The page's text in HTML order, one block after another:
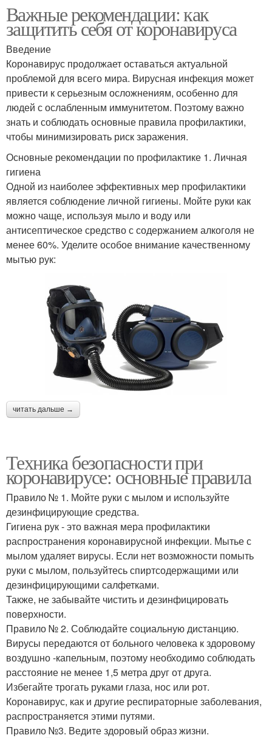
Важные рекомендации: как
защитить себя от коронавируса
Введение
Коронавирус продолжает оставаться актуальной
проблемой для всего мира. Вирусная инфекция может
привести к серьезным осложнениям, особенно для
людей с ослабленным иммунитетом. Поэтому важно
знать и соблюдать основные правила профилактики,
чтобы минимизировать риск заражения.
Основные рекомендации по профилактике 1. Личная
гигиена
Одной из наиболее эффективных мер профилактики
является соблюдение личной гигиены. Мойте руки как
можно чаще, используя мыло и воду или
антисептическое средство с содержанием алкоголя не
менее 60%. Уделите особое внимание качественному
мытью рук:
читать дальше →
Техника безопасности при
коронавирусе: основные правила
Правило № 1. Мойте руки с мылом и используйте
дезинфицирующие средства.
Гигиена рук - это важная мера профилактики
распространения коронавирусной инфекции. Мытье с
мылом удаляет вирусы. Если нет возможности помыть
руки с мылом, пользуйтесь спиртсодержащими или
дезинфицирующими салфетками.
Также, не забывайте чистить и дезинфицировать
поверхности.
Правило № 2. Соблюдайте социальную дистанцию.
Вирусы передаются от больного человека к здоровому
воздушно -капельным, поэтому необходимо соблюдать
расстояние не менее 1,5 метра друг от друга.
Избегайте трогать руками глаза, нос или рот.
Коронавирус, как и другие респираторные заболевания,
распространяется этими путями.
Правило №3. Ведите здоровый образ жизни.